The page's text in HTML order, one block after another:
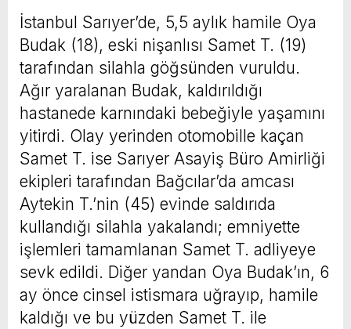
İstanbul Sarıyer’de, 5,5 aylık hamile Oya
Budak (18), eski nişanlısı Samet T. (19)
tarafından silahla göğsünden vuruldu.
Ağır yaralanan Budak, kaldırıldığı
hastanede karnındaki bebeğiyle yaşamını
yitirdi. Olay yerinden otomobille kaçan
Samet T. ise Sarıyer Asayiş Büro Amirliği
ekipleri tarafından Bağcılar’da amcası
Aytekin T.’nin (45) evinde saldırıda
kullandığı silahla yakalandı; emniyette
işlemleri tamamlanan Samet T. adliyeye
sevk edildi. Diğer yandan Oya Budak’ın, 6
ay önce cinsel istismara uğrayıp, hamile
kaldığı ve bu yüzden Samet T. ile